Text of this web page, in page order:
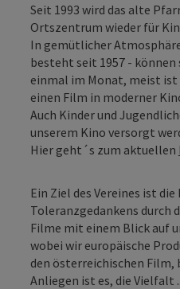
Seit 1993 wird das alte
Ortszentrum wieder für
In gemütlicher
besteht seit 1957 -
einmal im Monat, meist ist
einen Film in moderner
Auch Kinder und
unserem Kino versorgt
Hier geht´s zum aktuellen
Ein Ziel des Vereines ist
Toleranzgedankens durch
Filme mit einem Blick auf
wobei wir europäische
den österreichischen Film,
Anliegen ist es, die Vielfalt